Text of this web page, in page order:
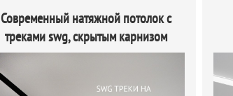
Современный натяжной потолок с
треками swg, скрытым карнизом